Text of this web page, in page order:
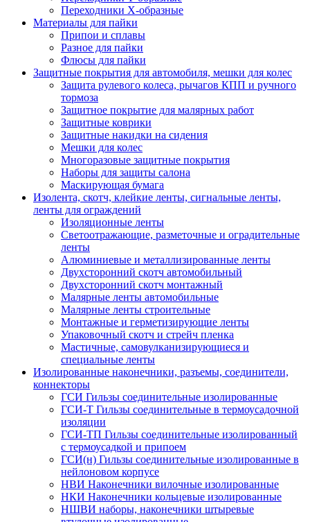
Переходники Х-образные
Материалы для пайки
Припои и сплавы
Разное для пайки
Флюсы для пайки
Защитные покрытия для автомобиля, мешки для колес
Защита рулевого колеса, рычагов КПП и ручного
тормоза
Защитное покрытие для малярных работ
Защитные коврики
Защитные накидки на сидения
Мешки для колес
Многоразовые защитные покрытия
Наборы для защиты салона
Маскирующая бумага
Изолента, скотч, клейкие ленты, сигнальные ленты,
ленты для ограждений
Изоляционные ленты
Светоотражающие, разметочные и оградительные
ленты
Алюминиевые и металлизированные ленты
Двухсторонний скотч автомобильный
Двухсторонний скотч монтажный
Малярные ленты автомобильные
Малярные ленты строительные
Монтажные и герметизирующие ленты
Упаковочный скотч и стрейч пленка
Мастичные, самовулканизирующиеся и
специальные ленты
Изолированные наконечники, разъемы, соединители,
коннекторы
ГСИ Гильзы соединительные изолированные
ГСИ-Т Гильзы соединительные в термоусадочной
изоляции
ГСИ-ТП Гильзы соединительные изолированный
с термоусадкой и припоем
ГСИ(н) Гильзы соединительные изолированные в
нейлоновом корпусе
НВИ Наконечники вилочные изолированные
НКИ Наконечники кольцевые изолированные
НШВИ наборы, наконечники штыревые